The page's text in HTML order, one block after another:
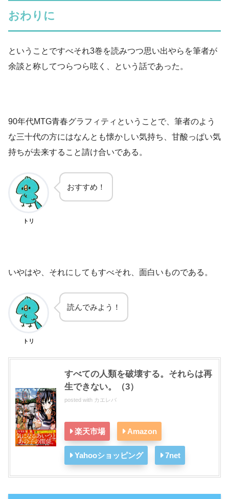
おわりに
ということですべそれ3巻を読みつつ思い出やらを筆者が
余談と称してつらつら呟く、という話であった。
90年代MTG青春グラフィティということで、筆者のよう
な三十代の方にはなんとも懐かしい気持ち、甘酸っぱい気
持ちが去来すること請け合いである。
トリ
おすすめ！
いやはや、それにしてもすべそれ、面白いものである。
トリ
読んでみよう！
すべての人類を破壊する。それらは再
生できない。（3）
posted with カエレバ
楽天市場 Amazon
Yahooショッピング 7net